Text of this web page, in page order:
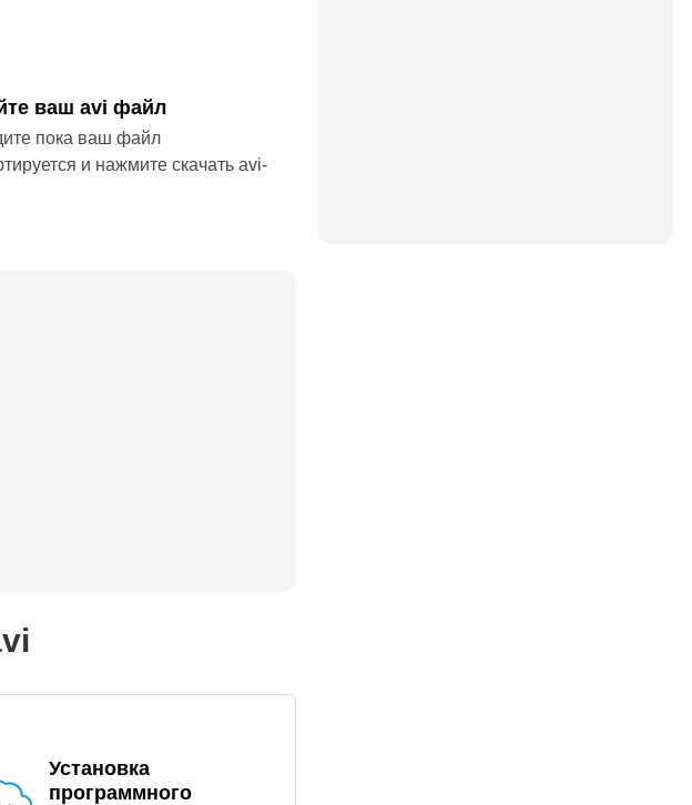
ваш avi файл
пока ваш файл
и нажмите скачать avi-
Установка
программного